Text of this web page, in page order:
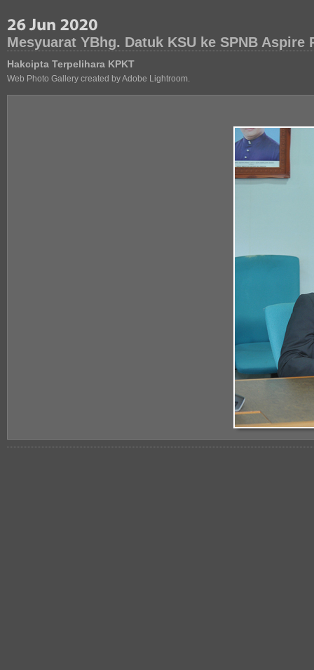
Mesyuarat YBhg. Datuk KSU ke SPNB Aspire
Hakcipta Terpelihara KPKT
Web Photo Gallery created by Adobe Lightroom.